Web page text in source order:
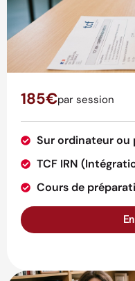
185€par session
Sur ordinateur ou
TCF IRN
Cours de